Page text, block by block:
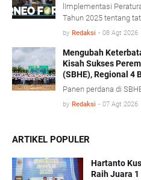
lImplementasi
Tahun 2025 tentang
administratif di bidang
iklim investasi.
by Redaksi - 08 Agt 2026
Mengubah
Kisah Sukses
(SBHE), Regional 4
Panen perdana di
by Redaksi - 07 Agt 2026
ARTIKEL POPULER
Hartanto
Raih Juara 1